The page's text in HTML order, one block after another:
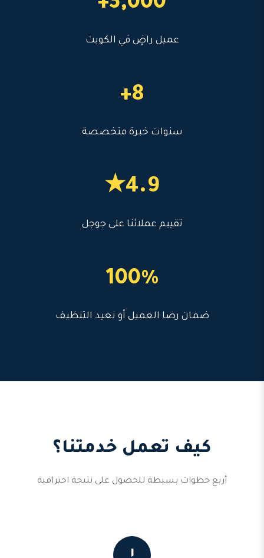
عميل راضٍ في الكويت
8+
سنوات خبرة متخصصة
4.9★
تقييم عملائنا على جوجل
100%
ضمان رضا العميل أو نعيد التنظيف
كيف تعمل خدمتنا؟
أربع خطوات بسيطة للحصول على نتيجة احترافية
١